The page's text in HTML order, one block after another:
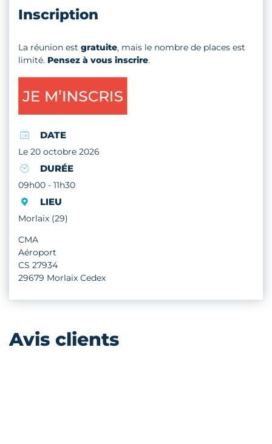
Inscription
La réunion est gratuite, mais le nombre de places est
limité. Pensez à vous inscrire.
DATE
Le 20 octobre 2026
DURÉE
09h00 - 11h30
LIEU
Morlaix (29)
CMA
Aéroport
CS 27934
29679 Morlaix Cedex
Avis clients